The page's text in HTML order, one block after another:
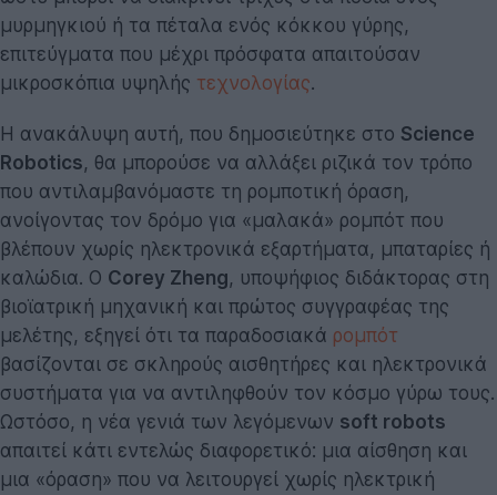
μυρμηγκιού ή τα πέταλα ενός κόκκου γύρης,
επιτεύγματα που μέχρι πρόσφατα απαιτούσαν
μικροσκόπια υψηλής τεχνολογίας.
Η ανακάλυψη αυτή, που δημοσιεύτηκε στο Science
Robotics, θα μπορούσε να αλλάξει ριζικά τον τρόπο
που αντιλαμβανόμαστε τη ρομποτική όραση,
ανοίγοντας τον δρόμο για «μαλακά» ρομπότ που
βλέπουν χωρίς ηλεκτρονικά εξαρτήματα, μπαταρίες ή
καλώδια. Ο Corey Zheng, υποψήφιος διδάκτορας στη
βιοϊατρική μηχανική και πρώτος συγγραφέας της
μελέτης, εξηγεί ότι τα παραδοσιακά ρομπότ
βασίζονται σε σκληρούς αισθητήρες και ηλεκτρονικά
συστήματα για να αντιληφθούν τον κόσμο γύρω τους.
Ωστόσο, η νέα γενιά των λεγόμενων soft robots
απαιτεί κάτι εντελώς διαφορετικό: μια αίσθηση και
μια «όραση» που να λειτουργεί χωρίς ηλεκτρική